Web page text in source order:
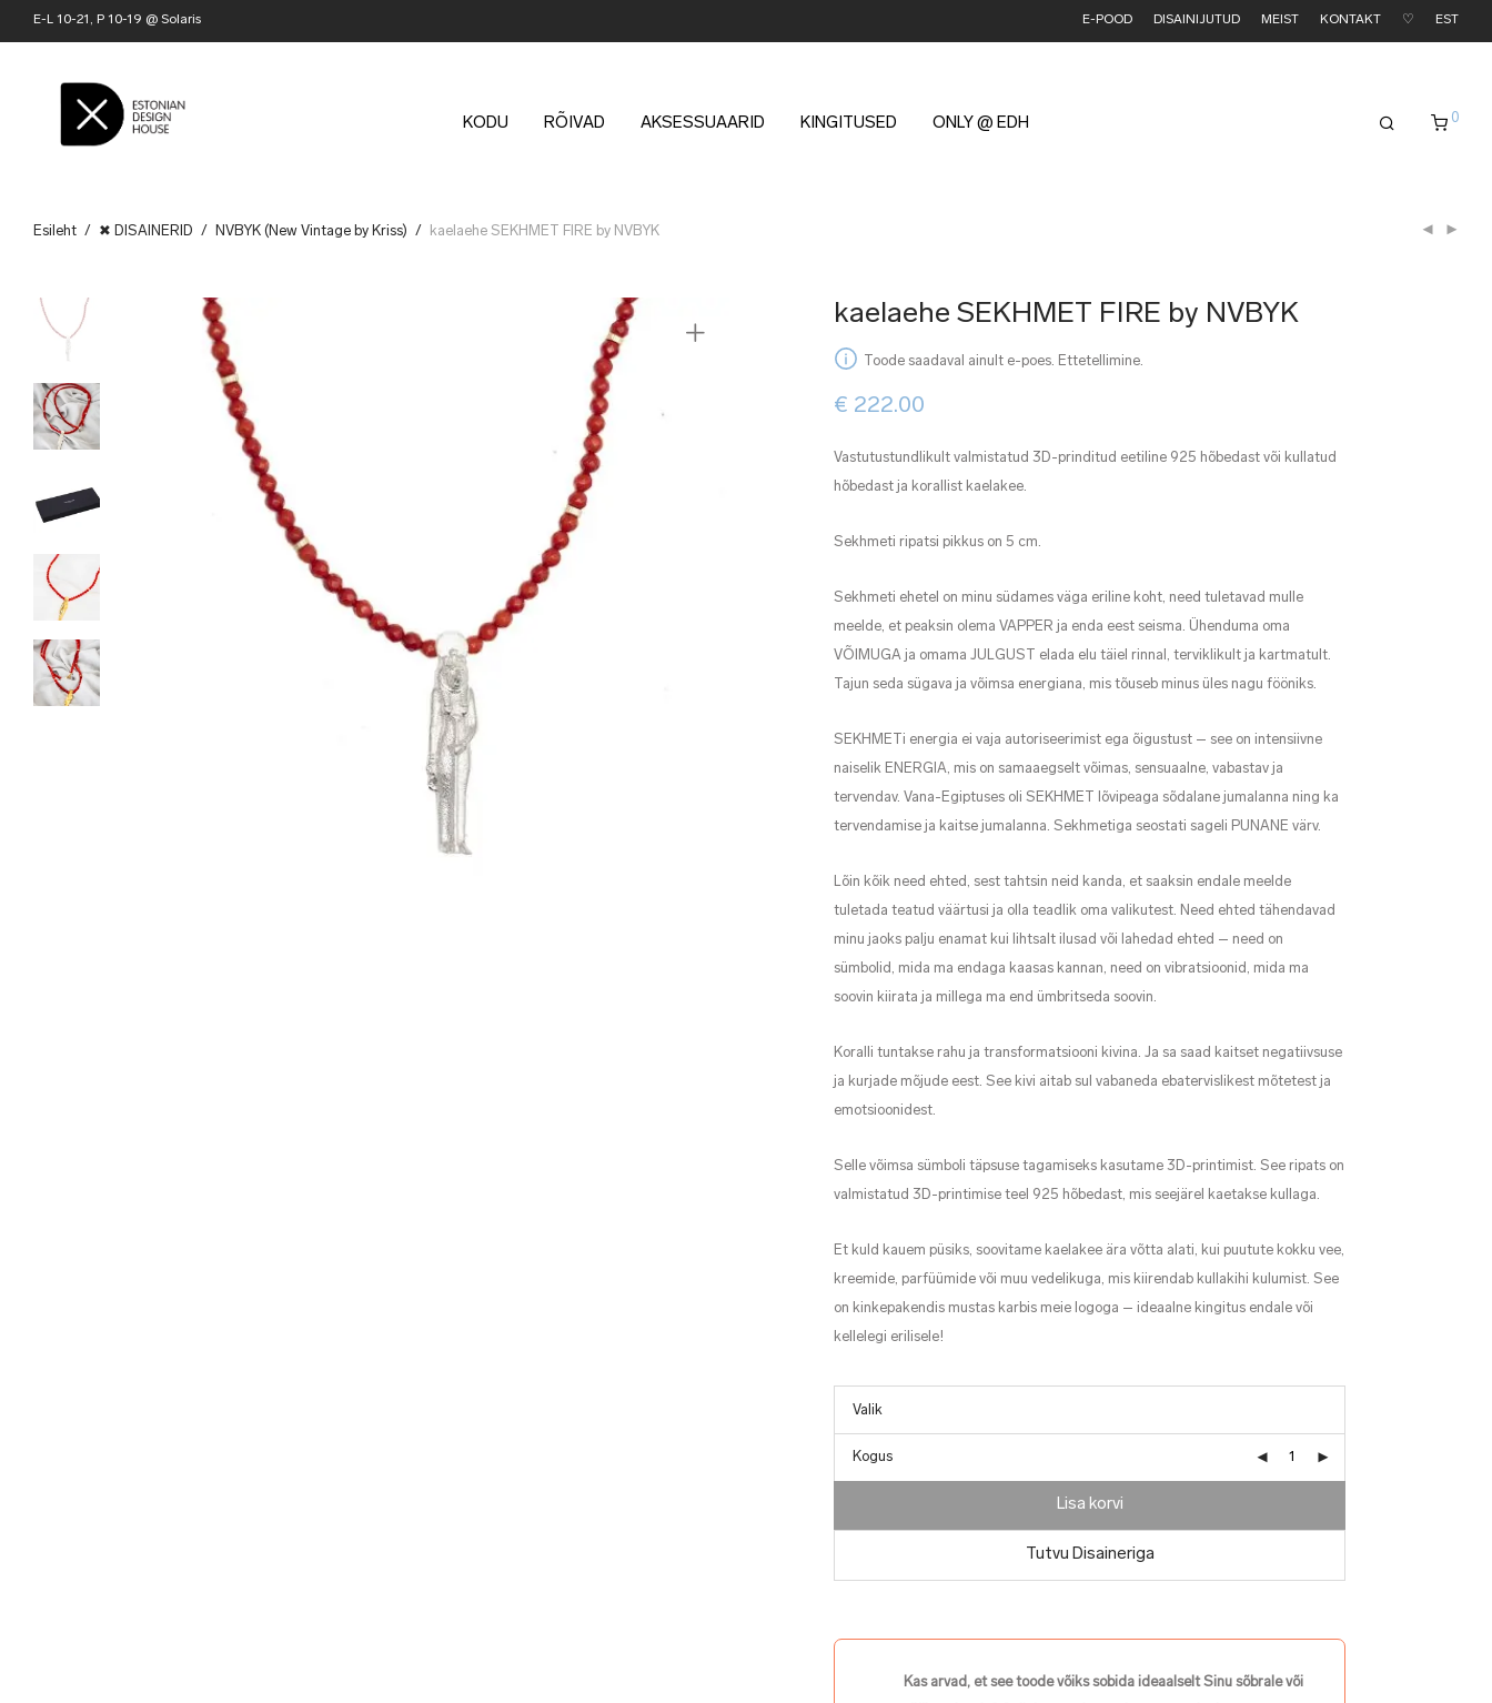
E-L 10-21, P 10-19 @ Solaris E-POOD DISAINIJUTUD MEIST KONTAKT ♡ EST
KODU RÕIVAD AKSESSUAARID KINGITUSED ONLY @ EDH 0
Esileht / ✖ DISAINERID / NVBYK (New Vintage by Kriss) / kaelaehe SEKHMET FIRE by NVBYK
kaelaehe SEKHMET FIRE by NVBYK
Toode saadaval ainult e-poes. Ettetellimine.
€ 222.00
Vastutustundlikult valmistatud 3D-prinditud eetiline 925 hõbedast või kullatud
hõbedast ja korallist kaelakee.
Sekhmeti ripatsi pikkus on 5 cm.
Sekhmeti ehetel on minu südames väga eriline koht, need tuletavad mulle
meelde, et peaksin olema VAPPER ja enda eest seisma. Ühenduma oma
VÕIMUGA ja omama JULGUST elada elu täiel rinnal, terviklikult ja kartmatult.
Tajun seda sügava ja võimsa energiana, mis tõuseb minus üles nagu fööniks.
SEKHMETi energia ei vaja autoriseerimist ega õigustust – see on intensiivne
naiselik ENERGIA, mis on samaaegselt võimas, sensuaalne, vabastav ja
tervendav. Vana-Egiptuses oli SEKHMET lõvipeaga sõdalane jumalanna ning ka
tervendamise ja kaitse jumalanna. Sekhmetiga seostati sageli PUNANE värv.
Lõin kõik need ehted, sest tahtsin neid kanda, et saaksin endale meelde
tuletada teatud väärtusi ja olla teadlik oma valikutest. Need ehted tähendavad
minu jaoks palju enamat kui lihtsalt ilusad või lahedad ehted – need on
sümbolid, mida ma endaga kaasas kannan, need on vibratsioonid, mida ma
soovin kiirata ja millega ma end ümbritseda soovin.
Koralli tuntakse rahu ja transformatsiooni kivina. Ja sa saad kaitset negatiivsuse
ja kurjade mõjude eest. See kivi aitab sul vabaneda ebatervislikest mõtetest ja
emotsioonidest.
Selle võimsa sümboli täpsuse tagamiseks kasutame 3D-printimist. See ripats on
valmistatud 3D-printimise teel 925 hõbedast, mis seejärel kaetakse kullaga.
Et kuld kauem püsiks, soovitame kaelakee ära võtta alati, kui puutute kokku vee,
kreemide, parfüümide või muu vedelikuga, mis kiirendab kullakihi kulumist. See
on kinkepakendis mustas karbis meie logoga – ideaalne kingitus endale või
kellelegi erilisele!
Kogus
Lisa korvi
Tutvu Disaineriga
Kas arvad, et see toode võiks sobida ideaalselt Sinu sõbrale või